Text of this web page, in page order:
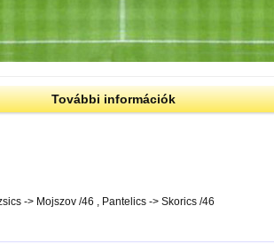
További információk
-> Mojszov /46 , Pantelics -> Skorics /46